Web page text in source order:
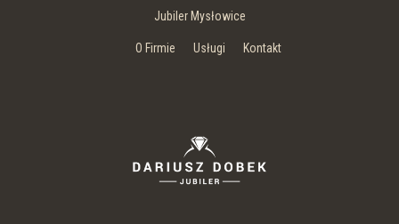
Jubiler Mysłowice
O Firmie Usługi Kontakt